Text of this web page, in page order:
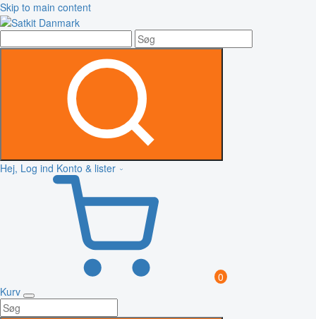
Skip to main content
Hej, Log ind Konto & lister
0
Kurv